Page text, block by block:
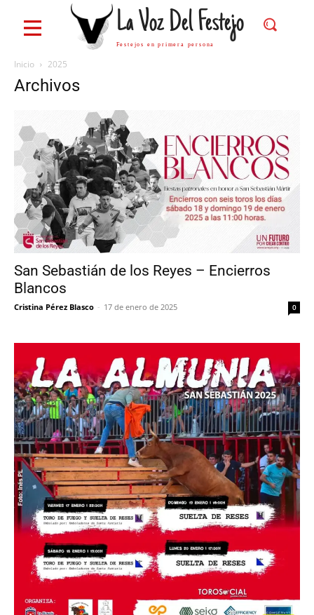
La Voz Del Festejo
Festejos en primera persona
Inicio 2025
Archivos
San Sebastián de los Reyes – Encierros
Blancos
Cristina Pérez Blasco - 17 de enero de 2025 0